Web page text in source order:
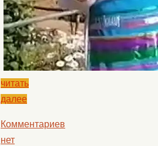
читать
далее
Комментариев
нет